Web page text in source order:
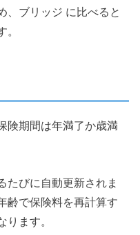
、ブリッジ に比べると
。
険期間は年満了か歳満
たびに自動更新されま
齢で保険料を再計算す
ります。